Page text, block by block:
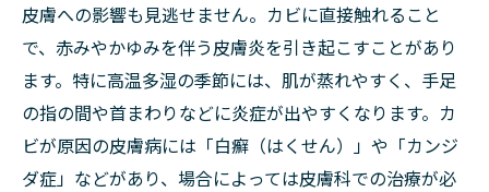
皮膚への影響も見逃せません。カビに直接触れること
で、赤みやかゆみを伴う皮膚炎を引き起こすことがあり
ます。特に高温多湿の季節には、肌が蒸れやすく、手足
の指の間や首まわりなどに炎症が出やすくなります。カ
ビが原因の皮膚病には「白癬（はくせん）」や「カンジ
ダ症」などがあり、場合によっては皮膚科での治療が必